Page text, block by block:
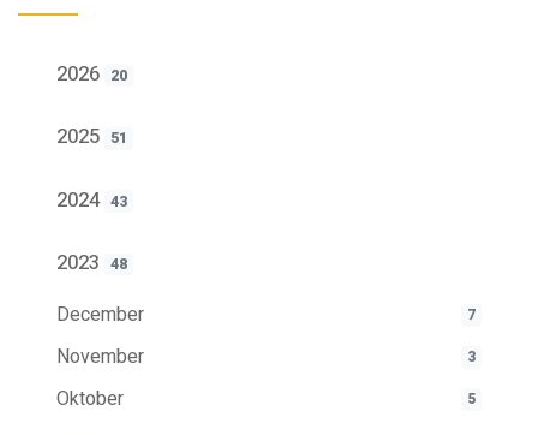
2026 20
2025 51
2024 43
2023 48
December 7
November 3
Oktober 5